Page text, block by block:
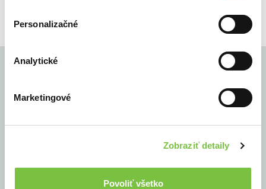
Personalizačné
Analytické
Marketingové
Zobraziť detaily
Povoliť všetko